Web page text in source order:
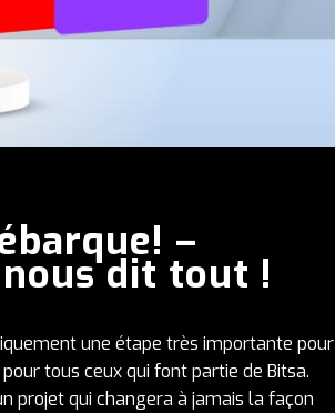
–
dit tout !
une étape très importante pour
tous ceux qui font partie de Bitsa.
projet qui changera à jamais la façon